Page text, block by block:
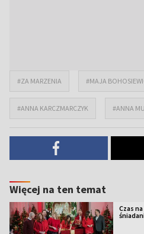
#ZA MARZENIA #MAJA
#ANNA KARCZMARCZYK #ANNA
Więcej na ten temat
Czas